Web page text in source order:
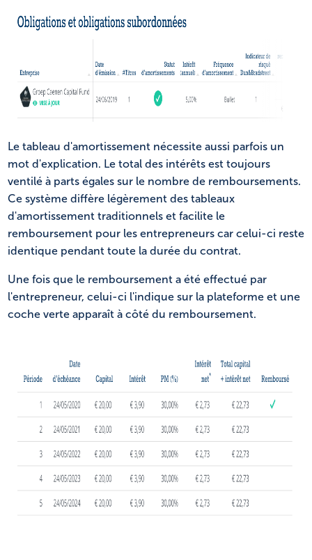
Le tableau d'amortissement nécessite aussi parfois un
mot d'explication. Le total des intérêts est toujours
ventilé à parts égales sur le nombre de remboursements.
Ce système diffère légèrement des tableaux
d'amortissement traditionnels et facilite le
remboursement pour les entrepreneurs car celui-ci reste
identique pendant toute la durée du contrat.
Une fois que le remboursement a été effectué par
l'entrepreneur, celui-ci l'indique sur la plateforme et une
coche verte apparaît à côté du remboursement.